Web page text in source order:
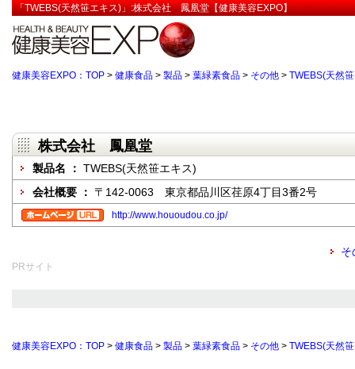
「TWEBS(天然笹エキス)」:株式会社 鳳凰堂【健康美容EXPO】
健康美容EXPO：TOP > 健康食品 > 製品 > 葉緑素食品 > その他 > TWEBS(天然
株式会社 鳳凰堂
製品名 ： TWEBS(天然笹エキス)
会社概要 ： 〒142-0063 東京都品川区荏原4丁目3番2号
http://www.hououdou.co.jp/
そ
PRサイト
健康美容EXPO：TOP > 健康食品 > 製品 > 葉緑素食品 > その他 > TWEBS(天然